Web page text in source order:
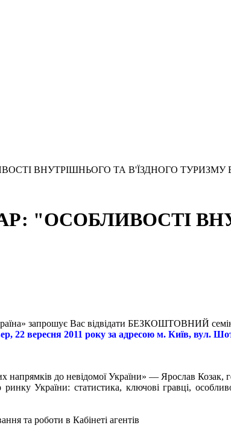
ВНУТРІШНЬОГО ТА В'ЇЗДНОГО ТУРИЗМУ
"ОСОБЛИВОСТІ
запрошує Вас відвідати БЕЗКОШТОВНИЙ
22 вересня 2011 року за адресою м. Київ, вул.
напрямків до невідомої України» — Ярослав Козак,
ринку України: статистика, ключові гравці,
та роботи в Кабінеті агентів